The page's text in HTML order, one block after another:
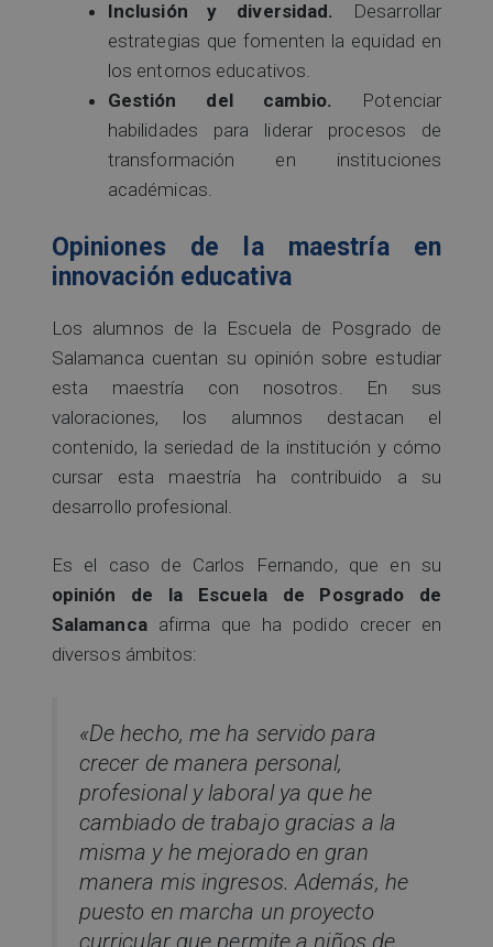
Inclusión y diversidad.
Desarrollar
estrategias que fomenten la equidad en
los entornos educativos.
Gestión del cambio.
Potenciar
habilidades para liderar procesos de
transformación en instituciones
académicas.
Opiniones de la maestría en
innovación educativa
Los alumnos de la Escuela de Posgrado de
Salamanca cuentan su opinión sobre estudiar
esta maestría con nosotros. En sus
valoraciones, los alumnos destacan el
contenido, la seriedad de la institución y cómo
cursar esta maestría ha contribuido a su
desarrollo profesional.
Es el caso de Carlos Fernando, que en su
opinión de la Escuela de Posgrado de
Salamancaafirma que ha podido crecer en
diversos ámbitos:
«De hecho, me ha servido para
crecer de manera personal,
profesional y laboral ya que he
cambiado de trabajo gracias a la
misma y he mejorado en gran
manera mis ingresos. Además, he
puesto en marcha un proyecto
curricular que permite a niños de